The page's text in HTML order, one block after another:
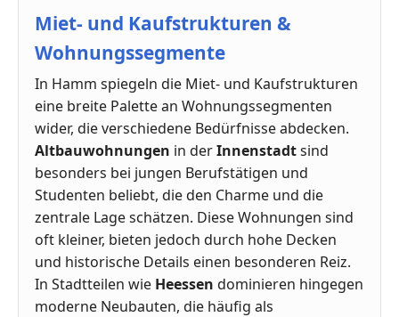
Miet- und Kaufstrukturen &
Wohnungssegmente
In Hamm spiegeln die Miet- und Kaufstrukturen
eine breite Palette an Wohnungssegmenten
wider, die verschiedene Bedürfnisse abdecken.
Altbauwohnungen in derInnenstadtsind
besonders bei jungen Berufstätigen und
Studenten beliebt, die den Charme und die
zentrale Lage schätzen. Diese Wohnungen sind
oft kleiner, bieten jedoch durch hohe Decken
und historische Details einen besonderen Reiz.
In Stadtteilen wie Heessen dominieren hingegen
moderne Neubauten, die häufig als